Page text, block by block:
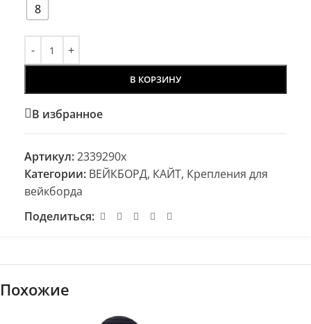
8
В КОРЗИНУ
В избранное
Артикул:2339290x
Категории: ВЕЙКБОРД, КАЙТ, Крепления для
вейкборда
Поделиться:
Похожие